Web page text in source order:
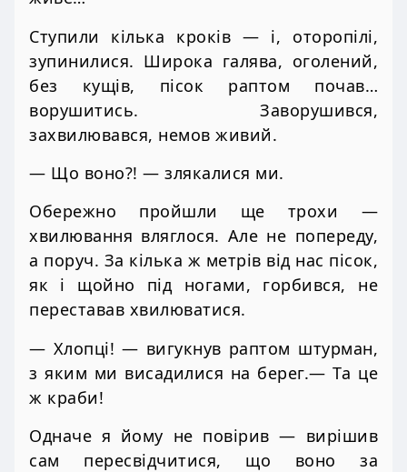
Ступили кілька кроків — і, оторопілі,
зупинилися. Широка галява, оголений,
без кущів, пісок раптом почав…
ворушитись. Заворушився,
захвилювався, немов живий.
— Що воно?! — злякалися ми.
Обережно пройшли ще трохи —
хвилювання вляглося. Але не попереду,
а поруч. За кілька ж метрів від нас пісок,
як і щойно під ногами, горбився, не
переставав хвилюватися.
— Хлопці! — вигукнув раптом штурман,
з яким ми висадилися на берег.— Та це
ж краби!
Одначе я йому не повірив — вирішив
сам пересвідчитися, що воно за